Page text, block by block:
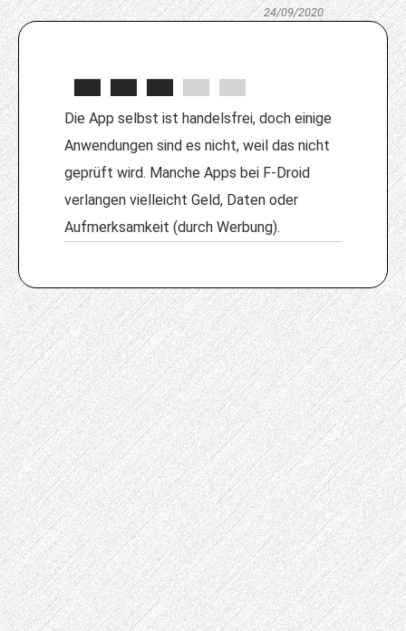
24/09/2020
Die App selbst ist handelsfrei, doch einige
Anwendungen sind es nicht, weil das nicht
geprüft wird. Manche Apps bei F-Droid
verlangen vielleicht Geld, Daten oder
Aufmerksamkeit (durch Werbung).